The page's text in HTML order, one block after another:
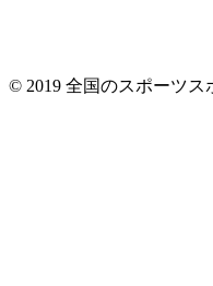
© 2019 全国のスポーツス